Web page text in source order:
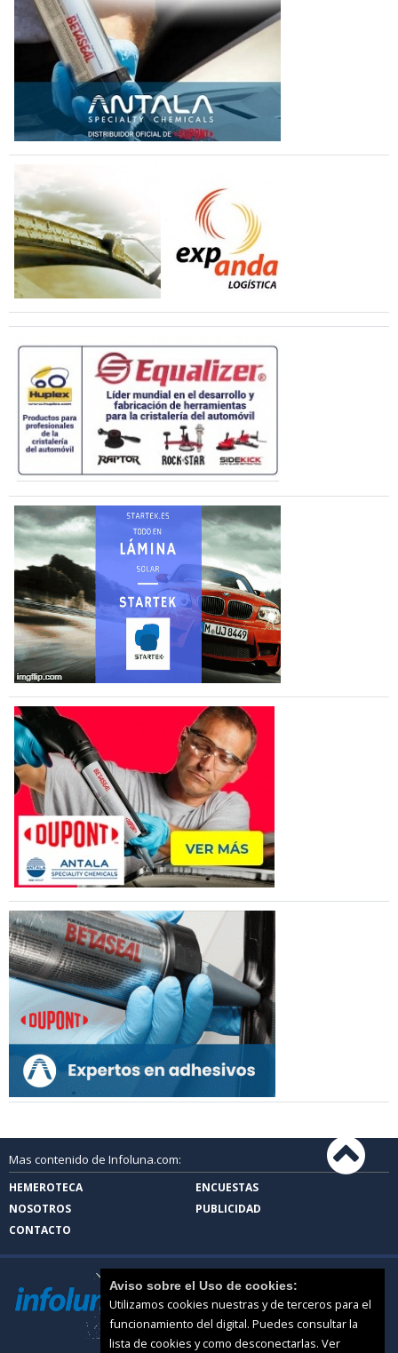
Mas contenido de Infoluna.com:
HEMEROTECA
ENCUESTAS
NOSOTROS
PUBLICIDAD
CONTACTO
Aviso sobre el Uso de cookies:
Utilizamos cookies nuestras y de terceros para el
funcionamiento del digital. Puedes consultar la
lista de cookies y como desconectarlas. Ver